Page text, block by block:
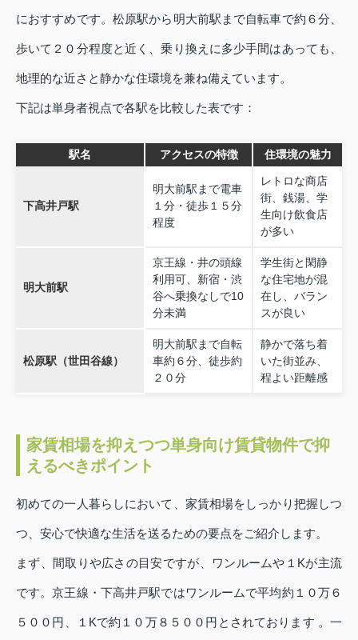
におすすめです。松原駅から明大前駅まで自転車で約６分、
歩いて２０分程度と近く、乗り換えに多少手間はあっても、
地理的な近さと静かな住環境を兼ね備えています。
下記は単身者視点で各駅を比較した表です：
駅名 アクセスの特徴 住環境の魅力
下高井戸駅
明大前駅まで電車
１分・徒歩１５分
程度
レトロな商店
街、銭湯、学
生向け飲食店
が多い
明大前駅
京王線・井の頭線
利用可、新宿・渋
谷へ乗換なしで10
分未満
学生街と閑静
な住宅地が混
在し、バラン
スが良い
松原駅（世田谷線）
明大前駅まで自転
車約６分、徒歩約
２０分
静かで落ち着
いた街並み、
程よい距離感
家賃相場を抑えつつ単身向け賃貸物件で抑
えるべきポイント
初めての一人暮らしにおいて、家賃相場をしっかり把握しつ
つ、安心で快適な生活を送るための要点をご紹介します。
まず、間取りや広さの目安ですが、ワンルームや１Kが主流
です。京王線・下高井戸駅ではワンルームで平均約１０万６
５００円、１Kで約１０万８５００円とされております 。一